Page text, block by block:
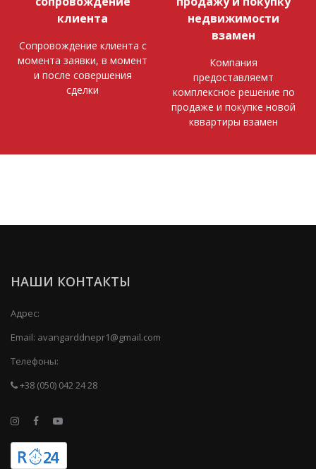
клиента
Сопровождение клиента с
момента заявки, в момент
и после совершения
сделки
недвижимости
взамен
Компания
предоставляемт
комплексное решение по
продаже и покупке новой
кввартиры взамен
НАШИ КОНТАКТЫ
Адрес:
Email: avangarddnepr1@gmail.com
Телефоны:
+38 (050) 042 24 28